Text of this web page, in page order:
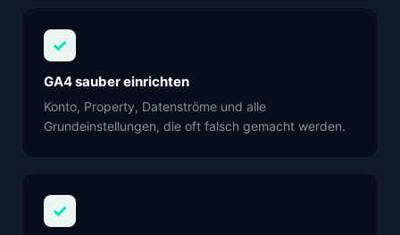
✓
GA4 sauber einrichten
Konto, Property, Datenströme und alle
Grundeinstellungen, die oft falsch gemacht werden.
✓